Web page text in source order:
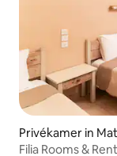
Privékamer in
Filia Rooms &